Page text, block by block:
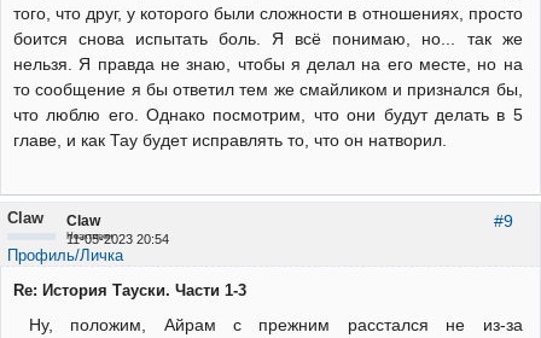
того, что друг, у которого были сложности в отношениях, просто
боится снова испытать боль. Я всё понимаю, но... так же
нельзя. Я правда не знаю, чтобы я делал на его месте, но на
то сообщение я бы ответил тем же смайликом и признался бы,
что люблю его. Однако посмотрим, что они будут делать в 5
главе, и как Тау будет исправлять то, что он натворил.
#9
Claw
11-05-2023 20:54
Claw
Неактивен
Профиль/Личка
Re: История Тауски. Части 1-3
Ну, положим, Айрам с прежним расстался не из-за